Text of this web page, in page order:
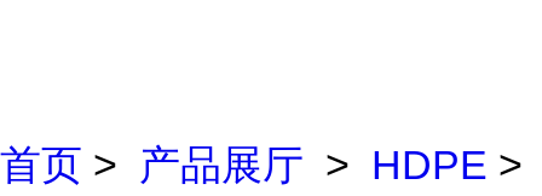
首页 > 产品展厅 > HDPE >